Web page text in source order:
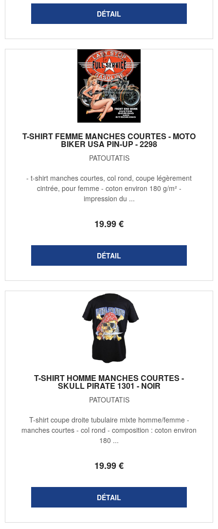
T-SHIRT FEMME MANCHES COURTES - MOTO
BIKER USA PIN-UP - 2298
PATOUTATIS
19.99€
- t-shirt manches courtes, col rond, coupe légèrement
cintrée, pour femme - coton environ 180 g/m² -
impression du ...
T-SHIRT HOMME MANCHES COURTES -
SKULL PIRATE 1301 - NOIR
PATOUTATIS
19.99€
T-shirt coupe droite tubulaire mixte homme/femme -
manches courtes - col rond - composition : coton environ
180 ...